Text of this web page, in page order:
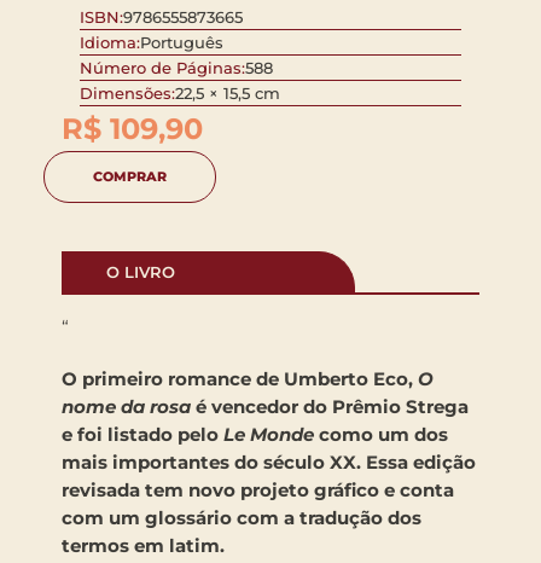
ISBN:9786555873665
Idioma:Português
Número de Páginas:588
Dimensões:22,5 × 15,5 cm
R$ 109,90
COMPRAR
O LIVRO
“
O primeiro romance de Umberto Eco, O
nome da rosa é vencedor do Prêmio Strega
e foi listado pelo Le Monde como um dos
mais importantes do século XX. Essa edição
revisada tem novo projeto gráfico e conta
com um glossário com a tradução dos
termos em latim.